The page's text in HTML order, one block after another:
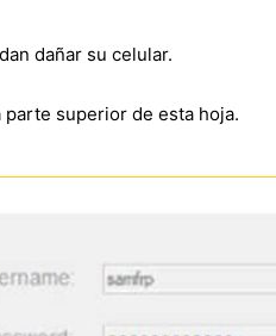
dañar su celular.
superior de esta hoja.